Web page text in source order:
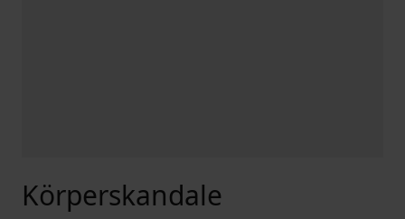
Körperskandale